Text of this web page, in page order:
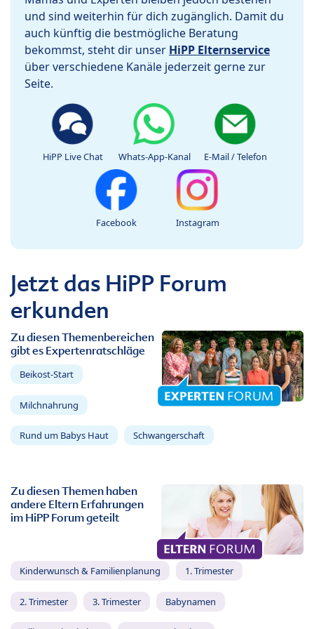
und sind weiterhin für dich zugänglich. Damit du
auch künftig die bestmögliche Beratung
bekommst, steht dir unser HiPP Elternservice
über verschiedene Kanäle jederzeit gerne zur
Seite.
HiPP Live Chat Whats-App-Kanal E-Mail / Telefon
Facebook Instagram
Jetzt das HiPP Forum
erkunden
Zu diesen Themenbereichen
gibt es Expertenratschläge
Beikost-Start
Milchnahrung
Rund um Babys Haut Schwangerschaft
Zu diesen Themen haben
andere Eltern Erfahrungen
im HiPP Forum geteilt
Kinderwunsch & Familienplanung 1. Trimester
2. Trimester 3. Trimester Babynamen